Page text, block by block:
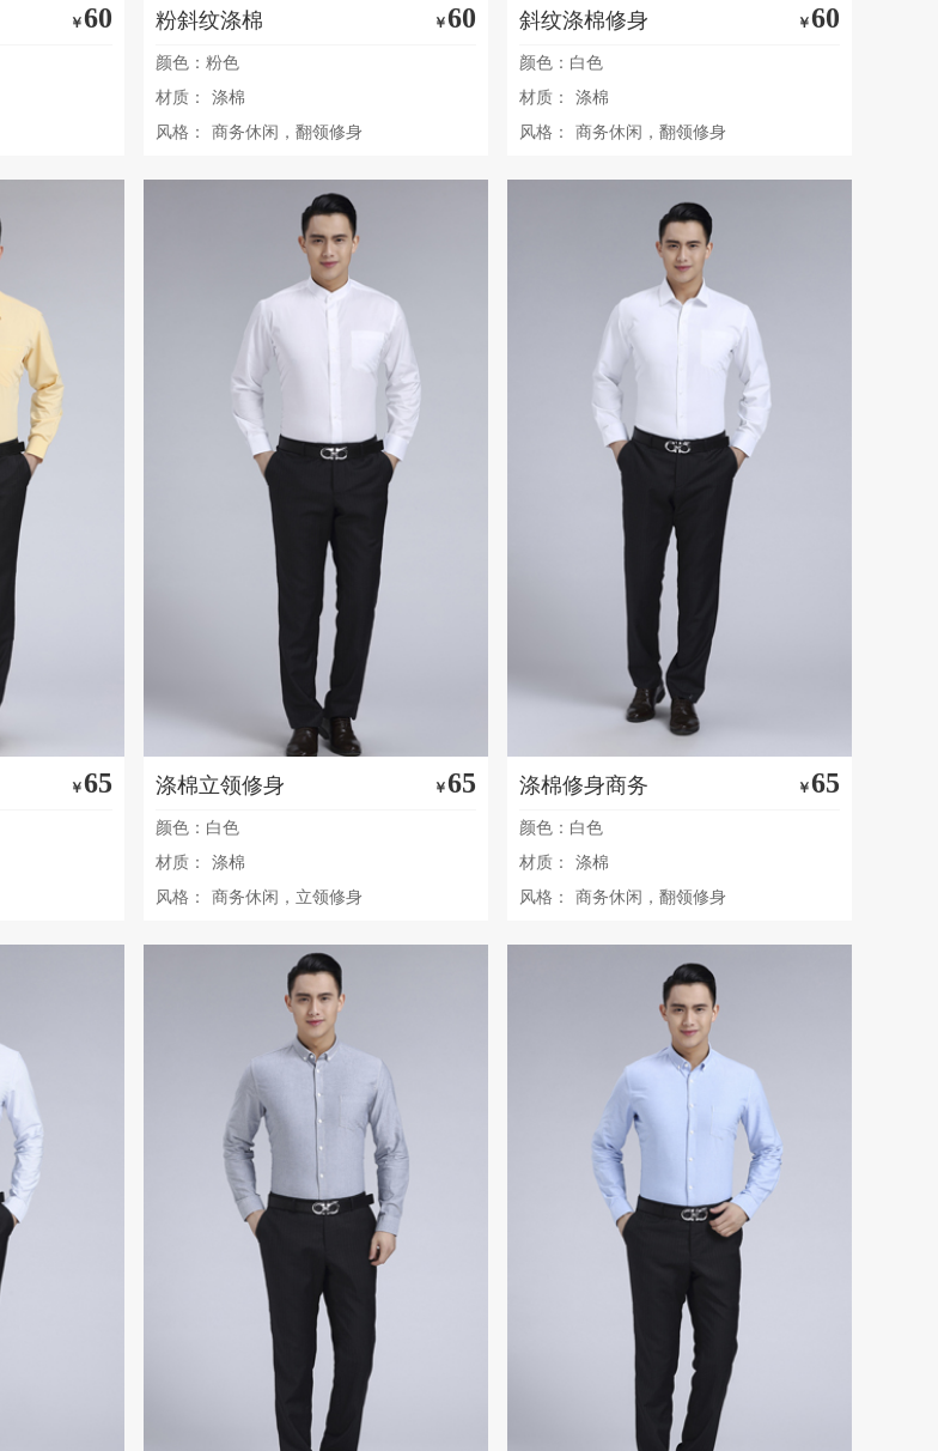
￥60 粉斜纹涤棉 ￥60
颜色：粉色
材质：
涤棉
风格：
商务休闲，翻领修身
斜纹涤棉修身 ￥60
颜色：白色
材质：
涤棉
风格：
商务休闲，翻领修身
￥65 涤棉立领修身 ￥65
颜色：白色
材质：
涤棉
风格：
商务休闲，立领修身
涤棉修身商务 ￥65
颜色：白色
材质：
涤棉
风格：
商务休闲，翻领修身